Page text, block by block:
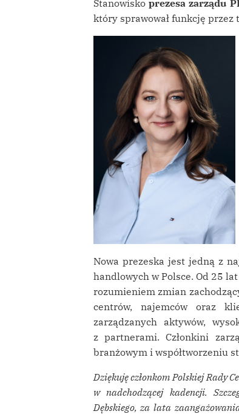
Stanowisko prezesa zarządu
który sprawował funkcję
Nowa prezeska jest jedną z
handlowych w Polsce. Od 25
rozumieniem zmian
centrów, najemców oraz
zarządzanych aktywów,
z partnerami. Członkini
branżowym i współtworzeniu
Dziękuję członkom Polskiej
w nadchodzącej kadencji.
Dębskiego, za lata